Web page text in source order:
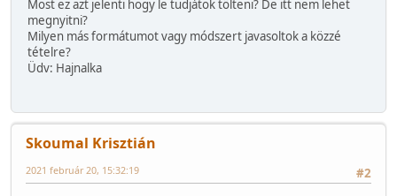
Most ez azt jelenti hogy le tudjátok tölteni? De itt nem lehet
megnyitni?
Milyen más formátumot vagy módszert javasoltok a közzé
tételre?
Üdv: Hajnalka
Skoumal Krisztián
#2
2021 február 20, 15:32:19